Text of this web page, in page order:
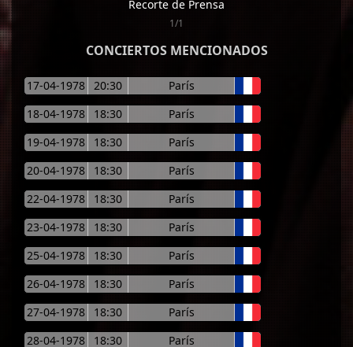
Recorte de Prensa
1/1
CONCIERTOS MENCIONADOS
17-04-1978 20:30
París
18-04-1978
18:30
París
19-04-1978
18:30
París
20-04-1978
18:30
París
22-04-1978
18:30
París
23-04-1978
18:30
París
25-04-1978
18:30
París
26-04-1978
18:30
París
27-04-1978
18:30
París
28-04-1978
18:30
París